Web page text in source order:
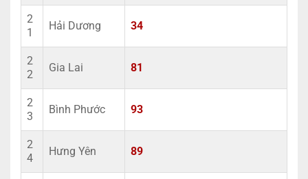
2
1
Hải Dương 34
2
2
Gia Lai 81
2
3
Bình Phước 93
2
4
Hưng Yên 89